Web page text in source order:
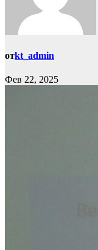
отkt_admin
Фев 22, 2025